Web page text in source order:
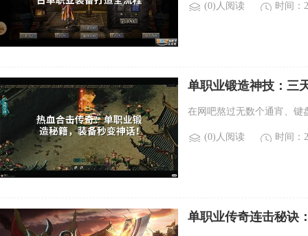
(0)人阅读 时间：
单职业锻造神技：三
在网吧熬过无数个通宵、键
(0)人阅读 时间：
单职业传奇连击秘诀